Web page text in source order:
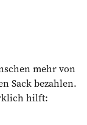
mehr von
Sack bezahlen.
hilft: